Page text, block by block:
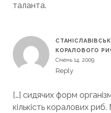
таланта.
КОРАЛОВОГО
Січень 14, 2009
Reply
[…] сидячих форм
кількість коралових